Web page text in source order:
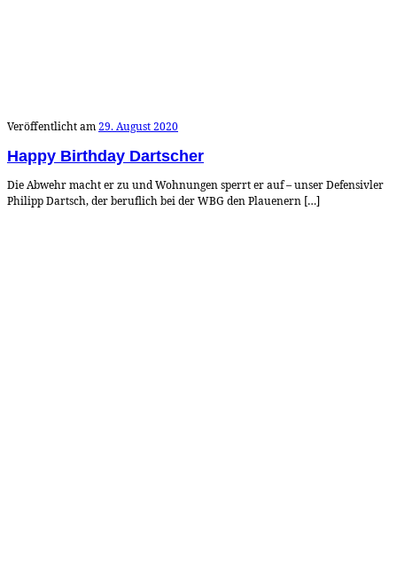
Veröffentlicht am29. August 2020
Happy Birthday Dartscher
Die Abwehr macht er zu und Wohnungen sperrt er auf – unser Defensivler
Philipp Dartsch, der beruflich bei der WBG den Plauenern […]